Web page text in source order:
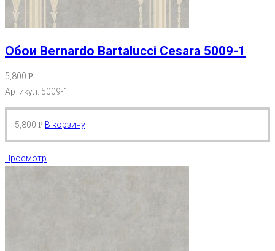
Обои Bernardo Bartalucci Cesara 5009-1
5,800 Р
Артикул: 5009-1
5,800 Р В корзину
Просмотр